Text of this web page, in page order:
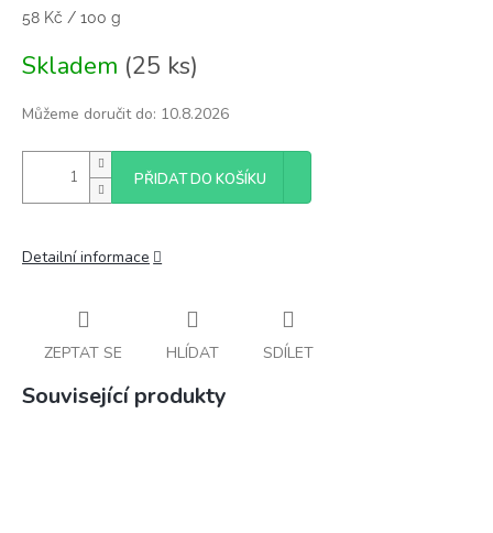
Měrná
58 Kč / 100 g
Skladem (25 ks)
Můžeme doručit do: 10.8.2026
PŘIDAT DO KOŠÍKU
Detailní informace
ZEPTAT SE HLÍDAT SDÍLET
Související produkty